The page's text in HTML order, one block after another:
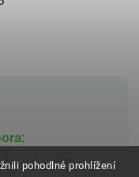
pohodlné prohlížení